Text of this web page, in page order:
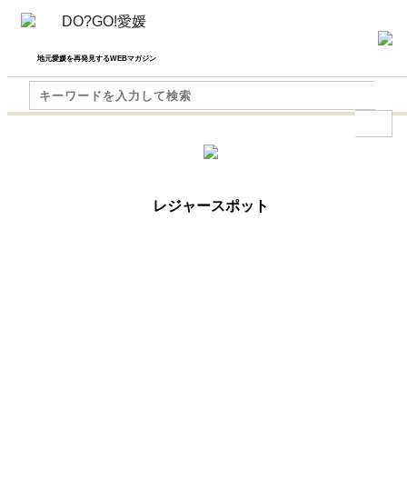
地元愛媛を再発見するWEBマガジン
レジャースポット